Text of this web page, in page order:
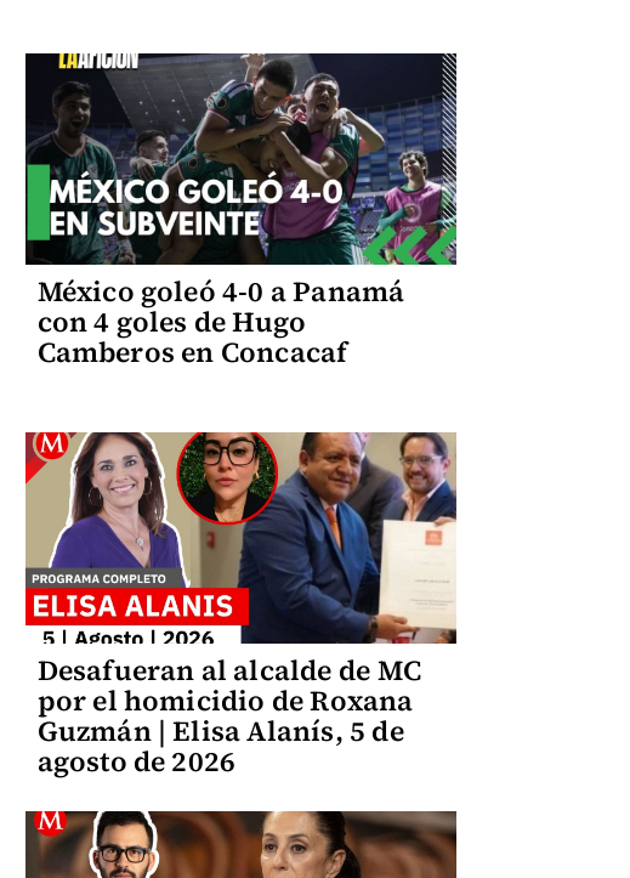
México goleó 4-0 a Panamá
con 4 goles de Hugo
Camberos en Concacaf
Desafueran al alcalde de MC
por el homicidio de Roxana
Guzmán | Elisa Alanís, 5 de
agosto de 2026